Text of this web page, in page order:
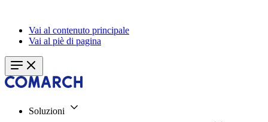
Vai al contenuto principale
Vai al piè di pagina
Soluzioni